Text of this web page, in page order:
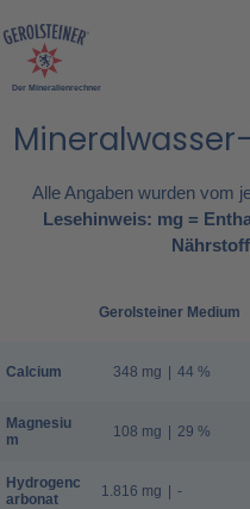
Der Mineralienrechner
Alle Angaben wurden vom
Lesehinweis: mg =
Calcium
Magnesiu
m
Hydrogenc
arbonat
Gerolsteiner Medium
348 mg | 44 %
108 mg | 29 %
1.816 mg | -